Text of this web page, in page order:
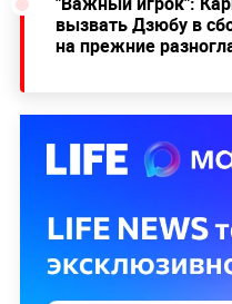
вызвать Дзюбу в
на прежние